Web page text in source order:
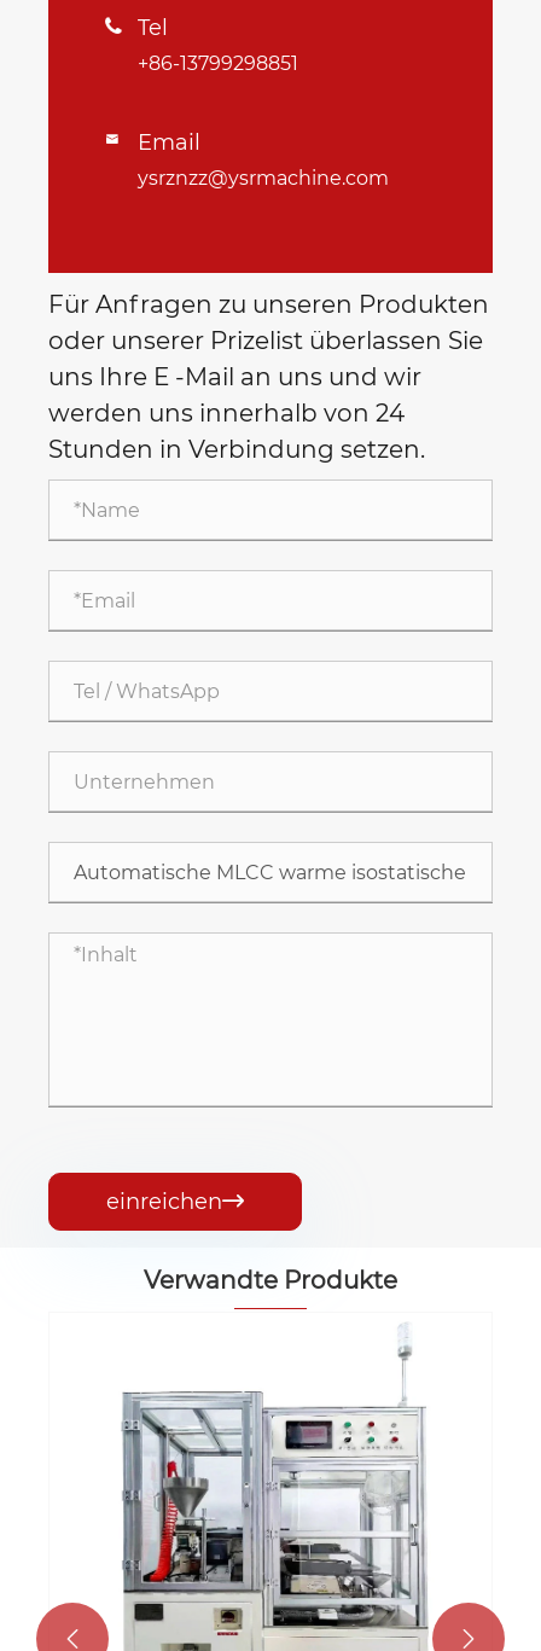
 Tel
+86-13799298851
 Email
ysrznzz@ysrmachine.com
Für Anfragen zu unseren Produkten
oder unserer Prizelist überlassen Sie
uns Ihre E -Mail an uns und wir
werden uns innerhalb von 24
Stunden in Verbindung setzen.
einreichen
Verwandte Produkte
Automatische MLCC -Stahlkugel -
Screening -Maschine
Mehr sehen >>
 